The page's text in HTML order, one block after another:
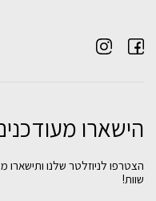
הישארו
הצטרפו לניוזלטר שלנו
שוות!